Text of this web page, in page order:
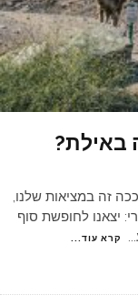
באילת?
זה במציאות שלנו,
יצאנו לחופשת סוף
... קרא עוד...